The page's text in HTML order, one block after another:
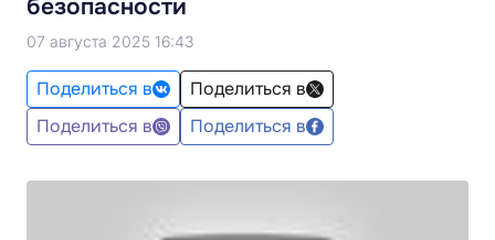
безопасности
07 августа 2025 16:43
Поделиться в
Поделиться в
Поделиться в
Поделиться в